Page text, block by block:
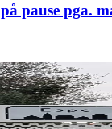
pause pga.